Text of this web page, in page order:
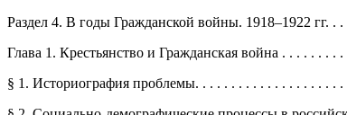
Раздел 4. В годы Гражданской войны. 1918–1922 гг. . .
Глава 1. Крестьянство и Гражданская война . . . . . . . .
§ 1. Историография проблемы. . . . . . . . . . . . . . . . . . . .